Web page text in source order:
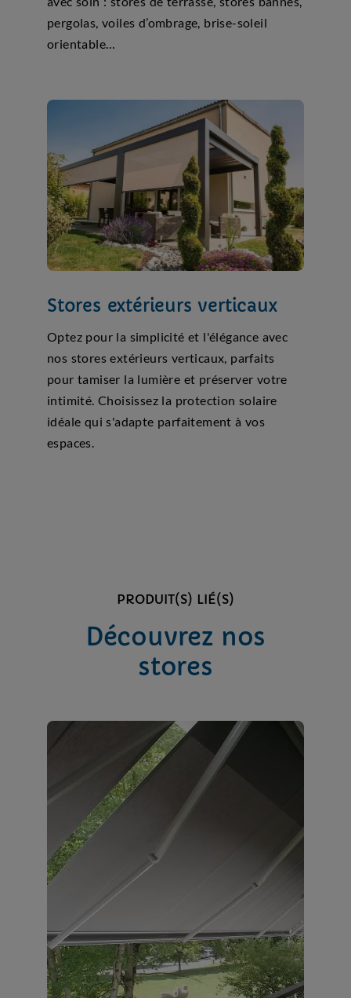
pergolas, voiles d’ombrage, brise-soleil
orientable…
Stores extérieurs verticaux
Optez pour la simplicité et l'élégance avec
nos stores extérieurs verticaux, parfaits
pour tamiser la lumière et préserver votre
intimité. Choisissez la protection solaire
idéale qui s'adapte parfaitement à vos
espaces.
PRODUIT(S) LIÉ(S)
Découvrez nos
stores